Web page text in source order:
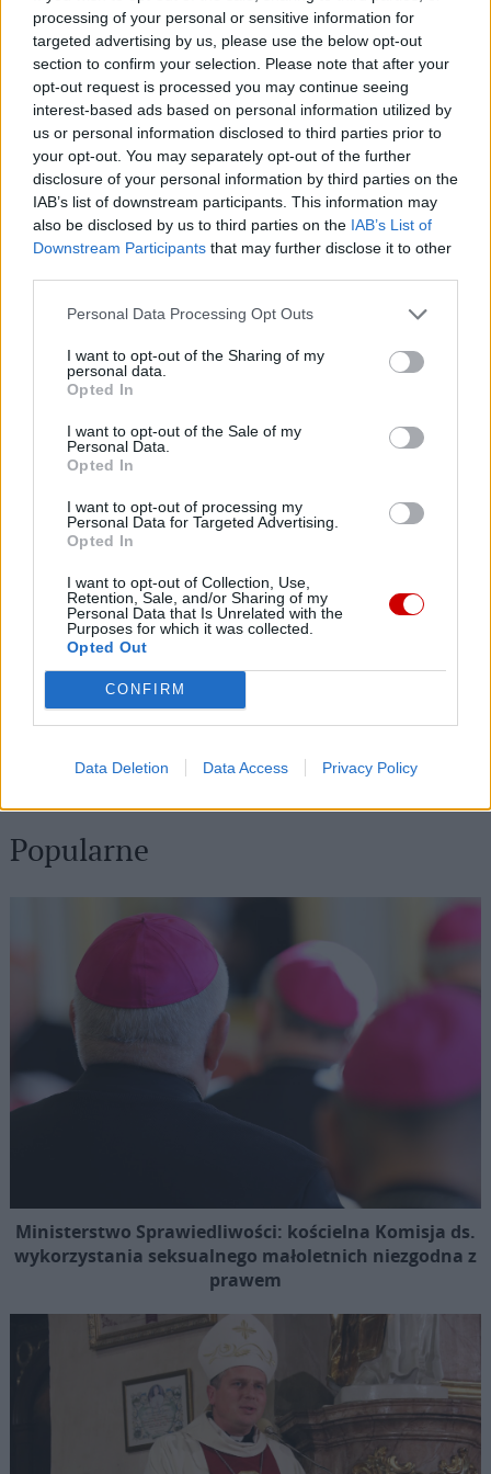
processing of your personal or sensitive information for
targeted advertising by us, please use the below opt-out
section to confirm your selection. Please note that after your
opt-out request is processed you may continue seeing
interest-based ads based on personal information utilized by
us or personal information disclosed to third parties prior to
your opt-out. You may separately opt-out of the further
disclosure of your personal information by third parties on the
IAB’s list of downstream participants. This information may
also be disclosed by us to third parties on the IAB’s List of
Downstream Participants that may further disclose it to other
Personal Data Processing Opt Outs
I want to opt-out of the Sharing of my
personal data.
Opted In
I want to opt-out of the Sale of my
Personal Data.
Opted In
I want to opt-out of processing my
Personal Data for Targeted Advertising.
Opted In
I want to opt-out of Collection, Use,
Retention, Sale, and/or Sharing of my
Personal Data that Is Unrelated with the
Purposes for which it was collected.
Opted Out
CONFIRM
Data Deletion Data Access Privacy Policy
Facebook
TwitterMessengerWhatsApp
EmailCopy
Link
Print
Wersja do druku
ŚW. JAN PAWEŁ II
Najnowsze
06 sierpnia 2026 | 10:02
Bp Muskus do pielgrzymów: potrzebujemy przypomnieć sobie,
jak piękne jest chrześcijaństwo
06 sierpnia 2026 | 09:50
Jarosław: obchody 450 lat cudownego obrazu Matki Bożej
Śnieżnej
06 sierpnia 2026 | 09:48
Andrzej Lewek: potrzebujemy duszpasterstwa mężczyzn
Wiślica: rozpoczęła się 45. Kielecka Piesza Pielgrzymka na Jasną
Popularne
Ministerstwo Sprawiedliwości: kościelna Komisja ds.
wykorzystania seksualnego małoletnich niezgodna z
prawem